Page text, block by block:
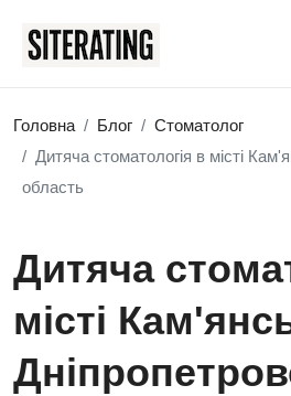
Головна Блог
Стоматолог
Дитяча стоматологія в місті
область
Дитяча
місті